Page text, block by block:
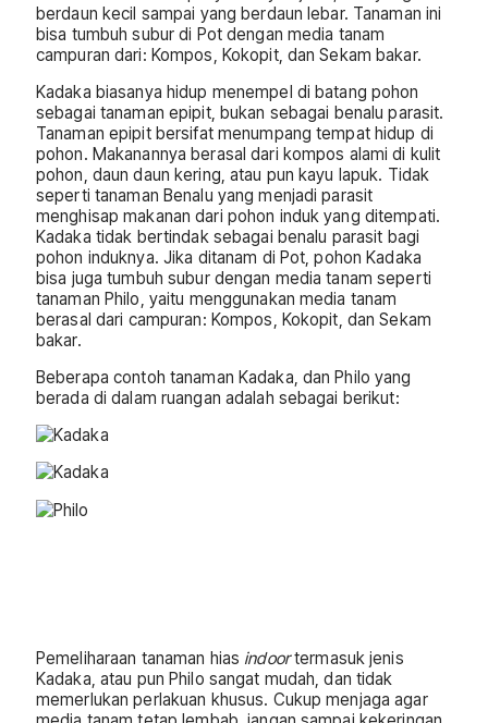
berdaun kecil sampai yang berdaun lebar. Tanaman ini
bisa tumbuh subur di Pot dengan media tanam
campuran dari: Kompos, Kokopit, dan Sekam bakar.
Kadaka biasanya hidup menempel di batang pohon
sebagai tanaman epipit, bukan sebagai benalu parasit.
Tanaman epipit bersifat menumpang tempat hidup di
pohon. Makanannya berasal dari kompos alami di kulit
pohon, daun daun kering, atau pun kayu lapuk. Tidak
seperti tanaman Benalu yang menjadi parasit
menghisap makanan dari pohon induk yang ditempati.
Kadaka tidak bertindak sebagai benalu parasit bagi
pohon induknya. Jika ditanam di Pot, pohon Kadaka
bisa juga tumbuh subur dengan media tanam seperti
tanaman Philo, yaitu menggunakan media tanam
berasal dari campuran: Kompos, Kokopit, dan Sekam
bakar.
Beberapa contoh tanaman Kadaka, dan Philo yang
berada di dalam ruangan adalah sebagai berikut:
Pemeliharaan tanaman hias indoortermasuk jenis
Kadaka, atau pun Philo sangat mudah, dan tidak
memerlukan perlakuan khusus. Cukup menjaga agar